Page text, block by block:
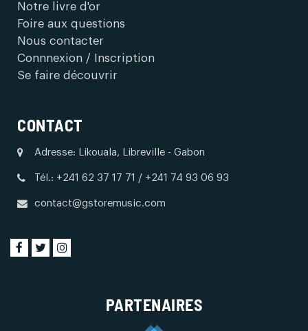
Notre livre d'or
Foire aux questions
Nous contacter
Connnexion / Inscription
Se faire découvrir
CONTACT
Adresse: Likouala, Libreville - Gabon
Tél.: +241 62 37 17 71 / +241 74 93 06 93
contact@gstoremusic.com
PARTENAIRES